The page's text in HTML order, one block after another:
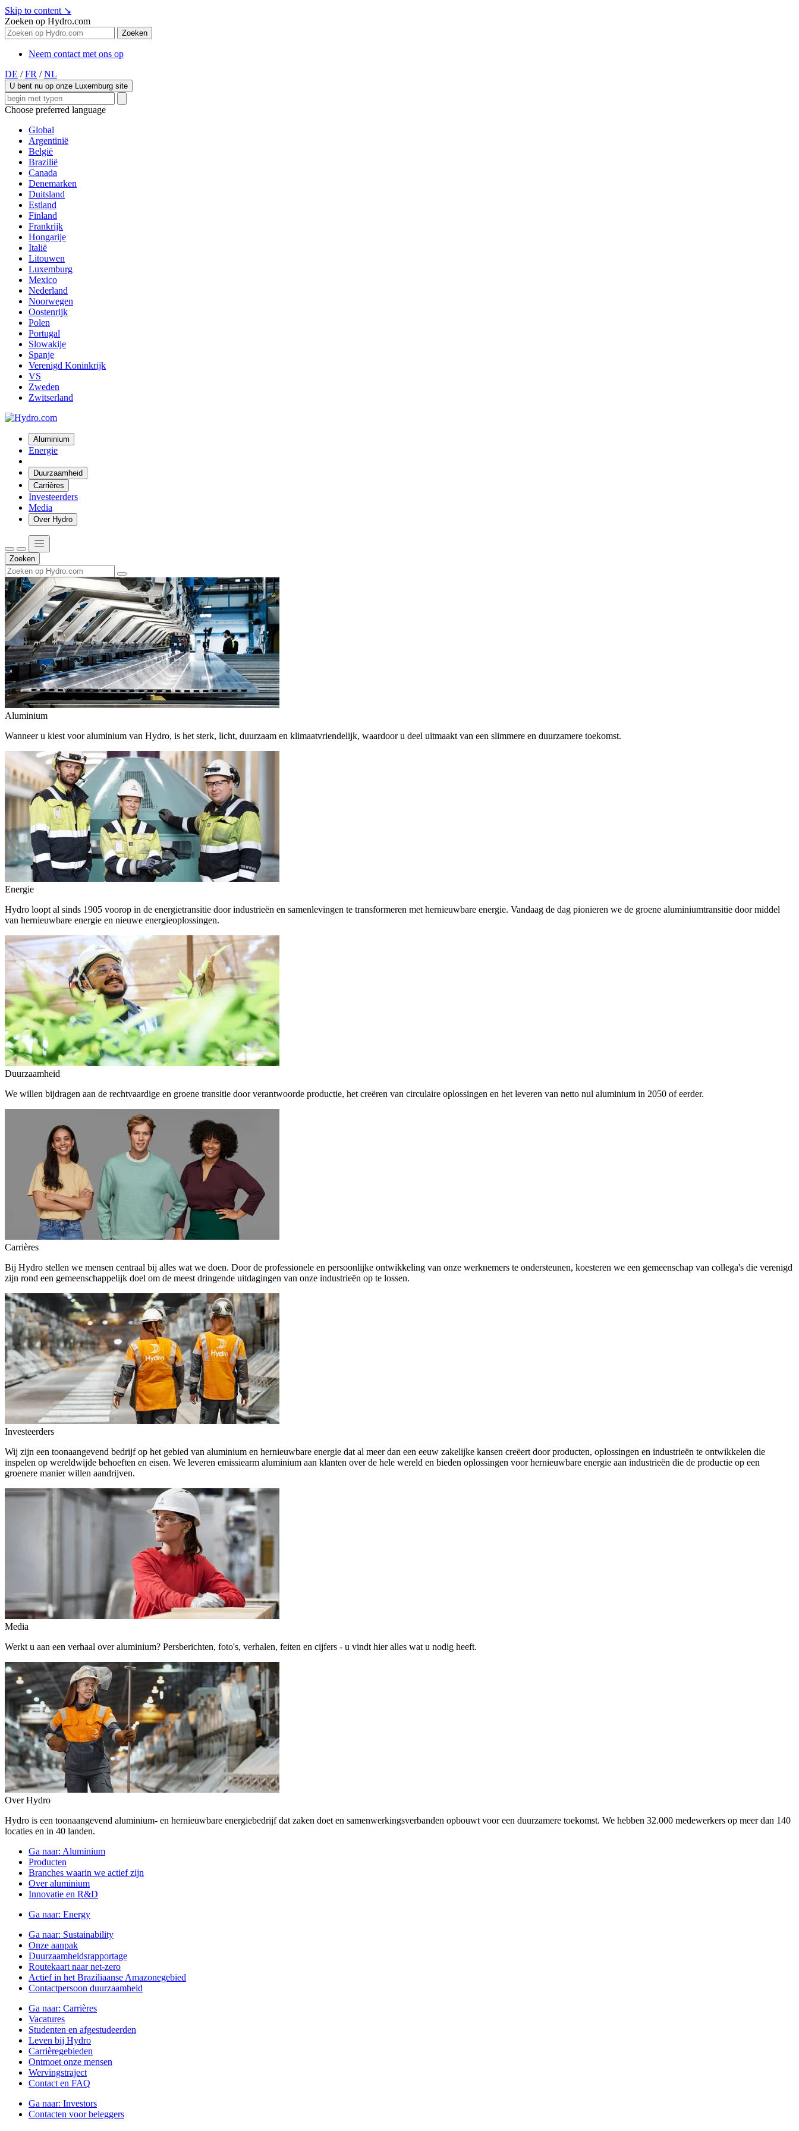
Skip to content ↘
Zoeken op Hydro.com
Zoeken
Neem contact met ons op
DE / FR / NL
U bent nu op onze Luxemburg site
Choose preferred language
Global
Argentinië
België
Brazilië
Canada
Denemarken
Duitsland
Estland
Finland
Frankrijk
Hongarije
Italië
Litouwen
Luxemburg
Mexico
Nederland
Noorwegen
Oostenrijk
Polen
Portugal
Slowakije
Spanje
Verenigd Koninkrijk
VS
Zweden
Zwitserland
Aluminium
Energie
Duurzaamheid
Carrières
Investeerders
Media
Over Hydro
Zoeken
Aluminium
Wanneer u kiest voor aluminium van Hydro, is het sterk, licht, duurzaam en klimaatvriendelijk, waardoor u deel uitmaakt van een slimmere en duurzamere toekomst.
Energie
Hydro loopt al sinds 1905 voorop in de energietransitie door industrieën en samenlevingen te transformeren met hernieuwbare energie. Vandaag de dag pionieren we de groene aluminiumtransitie door middel
van hernieuwbare energie en nieuwe energieoplossingen.
Duurzaamheid
We willen bijdragen aan de rechtvaardige en groene transitie door verantwoorde productie, het creëren van circulaire oplossingen en het leveren van netto nul aluminium in 2050 of eerder.
Carrières
Bij Hydro stellen we mensen centraal bij alles wat we doen. Door de professionele en persoonlijke ontwikkeling van onze werknemers te ondersteunen, koesteren we een gemeenschap van collega's die verenigd
zijn rond een gemeenschappelijk doel om de meest dringende uitdagingen van onze industrieën op te lossen.
Investeerders
Wij zijn een toonaangevend bedrijf op het gebied van aluminium en hernieuwbare energie dat al meer dan een eeuw zakelijke kansen creëert door producten, oplossingen en industrieën te ontwikkelen die
inspelen op wereldwijde behoeften en eisen. We leveren emissiearm aluminium aan klanten over de hele wereld en bieden oplossingen voor hernieuwbare energie aan industrieën die de productie op een
groenere manier willen aandrijven.
Media
Werkt u aan een verhaal over aluminium? Persberichten, foto's, verhalen, feiten en cijfers - u vindt hier alles wat u nodig heeft.
Over Hydro
Hydro is een toonaangevend aluminium- en hernieuwbare energiebedrijf dat zaken doet en samenwerkingsverbanden opbouwt voor een duurzamere toekomst. We hebben 32.000 medewerkers op meer dan 140
locaties en in 40 landen.
Ga naar: Aluminium
Producten
Branches waarin we actief zijn
Over aluminium
Innovatie en R&D
Ga naar: Energy
Ga naar: Sustainability
Onze aanpak
Duurzaamheidsrapportage
Routekaart naar net-zero
Actief in het Braziliaanse Amazonegebied
Contactpersoon duurzaamheid
Ga naar: Carrières
Vacatures
Studenten en afgestudeerden
Leven bij Hydro
Carrièregebieden
Ontmoet onze mensen
Wervingstraject
Contact en FAQ
Ga naar: Investors
Contacten voor beleggers